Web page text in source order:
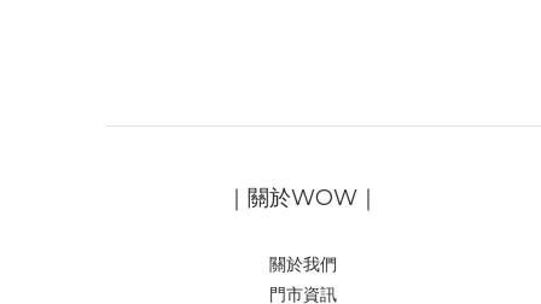
｜關於WOW｜
關於我們
門市資訊